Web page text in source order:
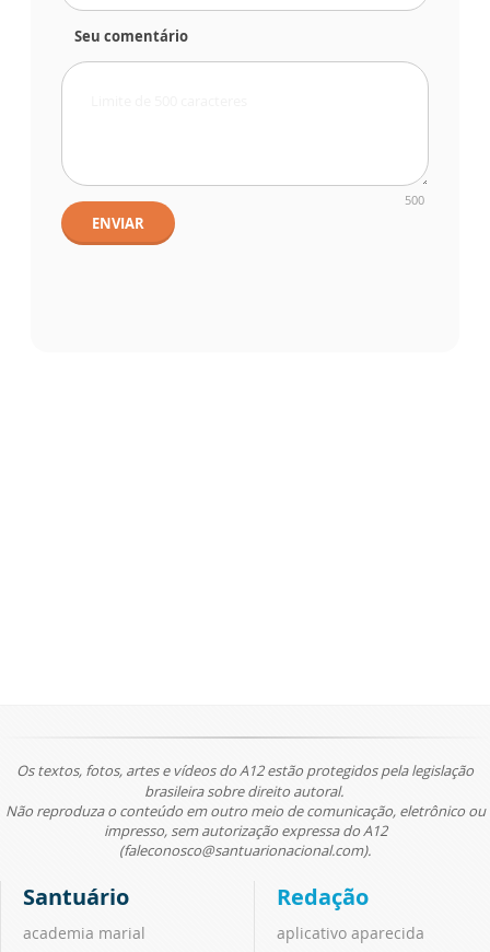
Seu comentário
500
ENVIAR
Os textos, fotos, artes e vídeos do A12 estão protegidos pela legislação
brasileira sobre direito autoral.
Não reproduza o conteúdo em outro meio de comunicação, eletrônico ou
impresso, sem autorização expressa do A12
(faleconosco@santuarionacional.com).
Santuário
academia marial
Redação
aplicativo aparecida